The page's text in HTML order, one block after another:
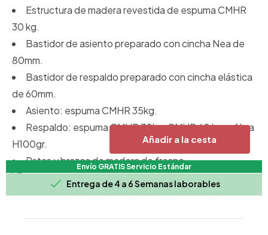
Añadir a la cesta
Envío GRATIS Servicio Estándar
 Entrega de 4 a 6 Semanas laborables
Estructura de madera revestida de espuma CMHR
30 kg.
Bastidor de asiento preparado con cincha Nea de
80mm.
Bastidor de respaldo preparado con cincha elástica
de 60mm.
Asiento: espuma CMHR 35kg.
Respaldo: espuma CMHR 30kg, CMHR 60 kg. y fibra
H100gr.
Patas y brazos de madera de fresno.